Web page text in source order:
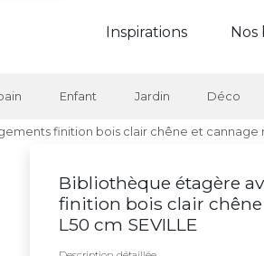
Inspirations Nos
Enfant Jardin Déco
finition bois clair chêne et cannage
Bibliothèque étagère
finition bois clair
L50 cm SEVILLE